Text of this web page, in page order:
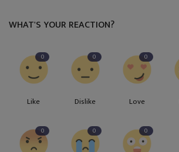
WHAT'S YOUR REACTION?
0
Like
0
Dislike
0
Love
0 0 0